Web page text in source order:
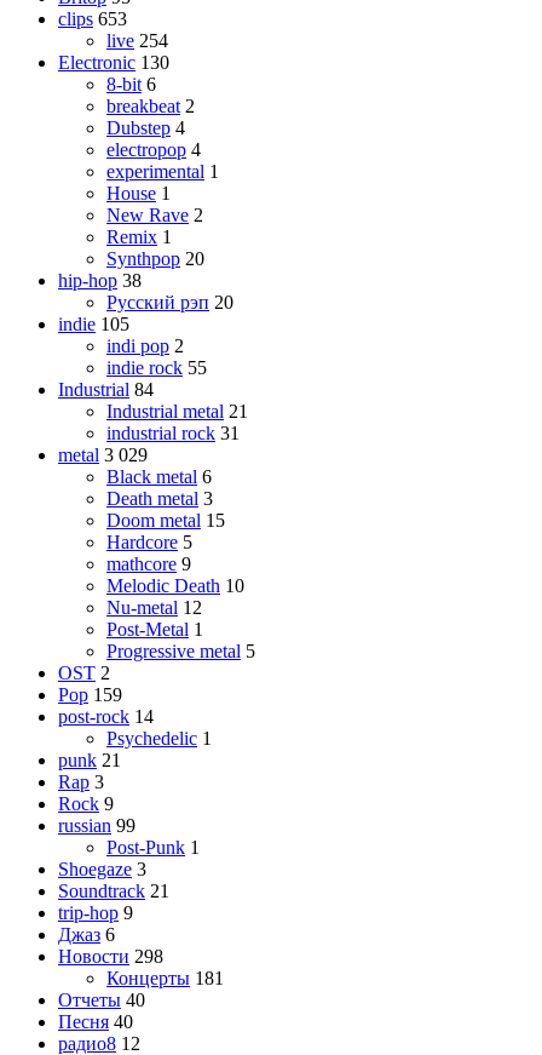
clips 653
live 254
Electronic 130
8-bit 6
breakbeat 2
Dubstep 4
electropop 4
experimental 1
House 1
New Rave 2
Remix 1
Synthpop 20
hip-hop 38
Русский рэп 20
indie 105
indi pop 2
indie rock 55
Industrial 84
Industrial metal 21
industrial rock 31
metal 3 029
Black metal 6
Death metal 3
Doom metal 15
Hardcore 5
mathcore 9
Melodic Death 10
Nu-metal 12
Post-Metal 1
Progressive metal 5
OST 2
Pop 159
post-rock 14
Psychedelic 1
punk 21
Rap 3
Rock 9
russian 99
Post-Punk 1
Shoegaze 3
Soundtrack 21
trip-hop 9
Джаз 6
Новости 298
Концерты 181
Отчеты 40
Песня 40
радио8 12